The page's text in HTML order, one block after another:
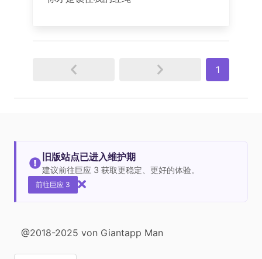
1
旧版站点已进入维护期
建议前往巨应 3 获取更稳定、更好的体验。
前往巨应 3
@2018-2025 von Giantapp Man